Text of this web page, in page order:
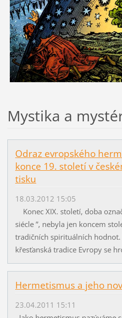
Mystika a
Odraz evropského
konce 19. století v
tisku
18.03.2012 15:05
Konec XIX. století, doba
siécle ”, nebyla jen koncem
tradičních spirituálních
křesťanská tradice Evropy se
Hermetismus a jeho
23.04.2011 15:11